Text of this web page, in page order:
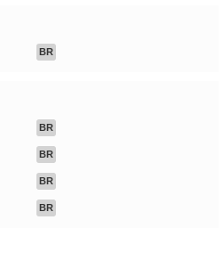
BR
BR
BR
BR
BR